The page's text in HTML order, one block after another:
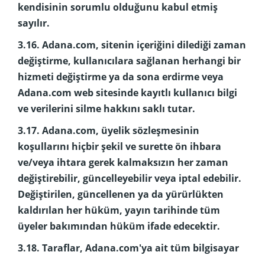
kendisinin sorumlu olduğunu kabul etmiş
sayılır.
3.16. Adana.com, sitenin içeriğini dilediği zaman
değiştirme, kullanıcılara sağlanan herhangi bir
hizmeti değiştirme ya da sona erdirme veya
Adana.com web sitesinde kayıtlı kullanıcı bilgi
ve verilerini silme hakkını saklı tutar.
3.17. Adana.com, üyelik sözleşmesinin
koşullarını hiçbir şekil ve surette ön ihbara
ve/veya ihtara gerek kalmaksızın her zaman
değiştirebilir, güncelleyebilir veya iptal edebilir.
Değiştirilen, güncellenen ya da yürürlükten
kaldırılan her hüküm, yayın tarihinde tüm
üyeler bakımından hüküm ifade edecektir.
3.18. Taraflar, Adana.com'ya ait tüm bilgisayar